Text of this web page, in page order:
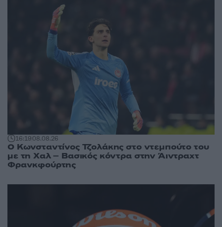
16:1908.08.26
Ο Κωνσταντίνος Τζολάκης στο ντεμπούτο του
με τη Χαλ – Βασικός κόντρα στην Άιντραχτ
Φρανκφούρτης